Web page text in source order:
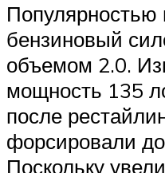
Популярностью
бензиновый
объемом 2.0.
мощность 135
после
форсировали
Поскольку